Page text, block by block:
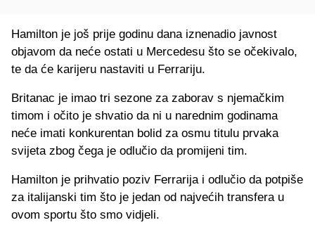
Hamilton je još prije godinu dana iznenadio javnost
objavom da neće ostati u Mercedesu što se očekivalo,
te da će karijeru nastaviti u Ferrariju.
Britanac je imao tri sezone za zaborav s njemačkim
timom i očito je shvatio da ni u narednim godinama
neće imati konkurentan bolid za osmu titulu prvaka
svijeta zbog čega je odlučio da promijeni tim.
Hamilton je prihvatio poziv Ferrarija i odlučio da potpiše
za italijanski tim što je jedan od najvećih transfera u
ovom sportu što smo vidjeli.